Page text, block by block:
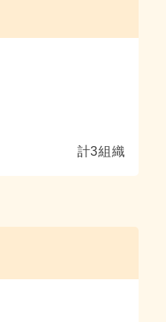
計3組織